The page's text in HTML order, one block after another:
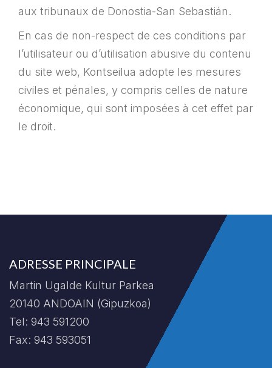
aux tribunaux de Donostia-San Sebastián.
En cas de non-respect de ces conditions par
l’utilisateur ou d’utilisation abusive du contenu
du site web, Kontseilua adopte les mesures
civiles et pénales, y compris celles de nature
économique, qui sont imposées à cet effet par
le droit.
ADRESSE PRINCIPALE
Martin Ugalde Kultur Parkea
20140 ANDOAIN (Gipuzkoa)
Tel: 943 591200
Fax: 943 593051